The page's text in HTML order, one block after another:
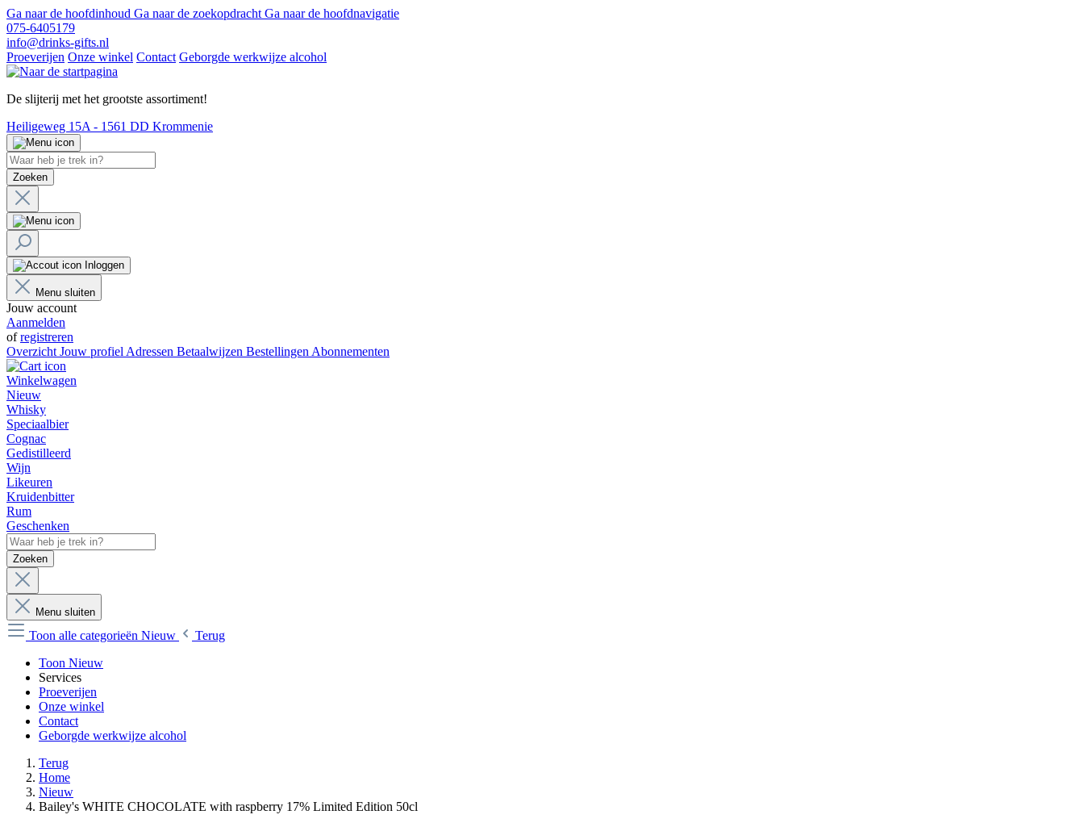
Ga naar de hoofdinhoud Ga naar de zoekopdracht Ga naar de hoofdnavigatie
075-6405179
info@drinks-gifts.nl
Proeverijen Onze winkel Contact Geborgde werkwijze alcohol
De slijterij met het grootste assortiment!
Heiligeweg 15A - 1561 DD Krommenie
Zoeken
Inloggen
Menu sluiten
Jouw account
Aanmelden
ofregistreren
Overzicht Jouw profiel Adressen Betaalwijzen Bestellingen Abonnementen
Winkelwagen
Nieuw
Whisky
Speciaalbier
Cognac
Gedistilleerd
Wijn
Likeuren
Kruidenbitter
Rum
Geschenken
Zoeken
Menu sluiten
Toon alle categorieën Nieuw
Terug
Toon Nieuw
Services
Proeverijen
Onze winkel
Contact
Geborgde werkwijze alcohol
Terug
Home
Nieuw
Bailey's WHITE CHOCOLATE with raspberry 17% Limited Edition 50cl